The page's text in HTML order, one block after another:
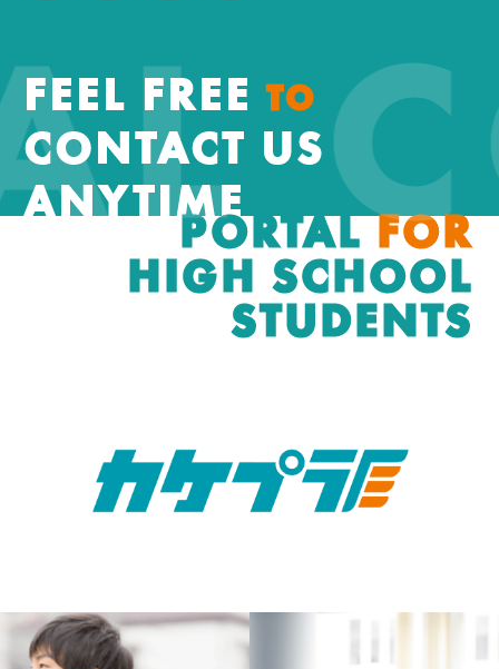
FEEL FREETO
CONTACT US
ANYTIME
PORTALFOR
HIGH SCHOOL
STUDENTS